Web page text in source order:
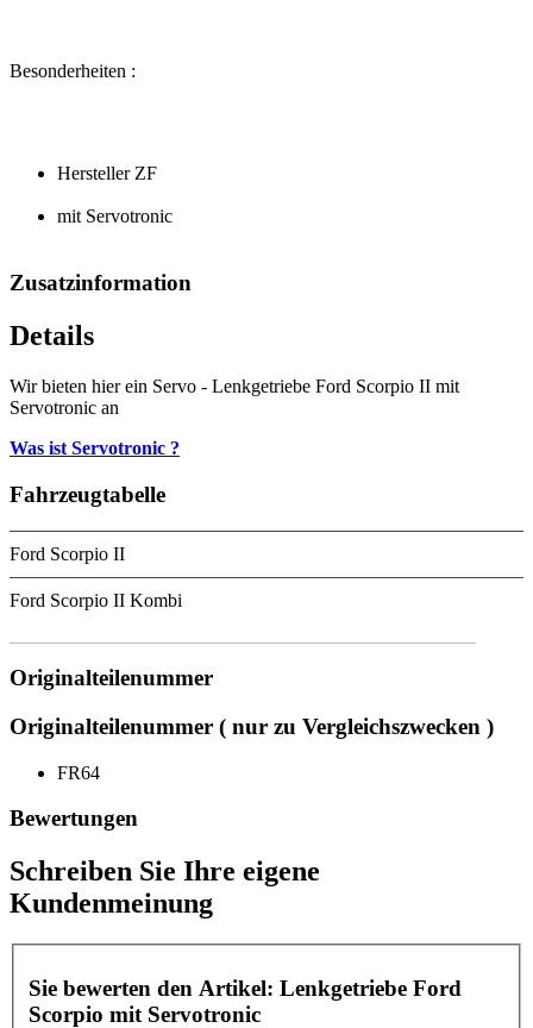
Besonderheiten :
Hersteller ZF
mit Servotronic
Zusatzinformation
Details
Wir bieten hier ein Servo - Lenkgetriebe Ford Scorpio II mit
Servotronic an
Was ist Servotronic ?
Fahrzeugtabelle
Ford Scorpio II
Ford Scorpio II Kombi
Originalteilenummer
Originalteilenummer ( nur zu Vergleichszwecken )
FR64
Bewertungen
Schreiben Sie Ihre eigene
Kundenmeinung
Sie bewerten den Artikel: Lenkgetriebe Ford
Scorpio mit Servotronic